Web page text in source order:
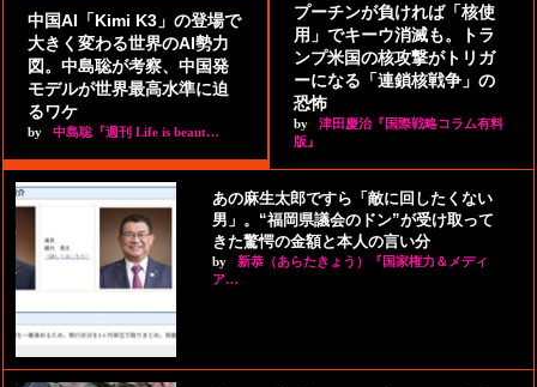
中国AI「Kimi K3」の登場で
大きく変わる世界のAI勢力
図。中島聡が考察、中国発
モデルが世界最高水準に迫
るワケ
by 中島聡『週刊 Life is beaut…
プーチンが負ければ「核使
用」でキーウ消滅も。トラ
ンプ米国の核攻撃がトリガ
ーになる「連鎖核戦争」の
恐怖
by
津田慶治『国際戦略コラム有料
版』
あの麻生太郎ですら「敵に回したくない
男」。“福岡県議会のドン”が受け取って
きた驚愕の金額と本人の言い分
by
新恭（あらたきょう）『国家権力＆メディ
ア…